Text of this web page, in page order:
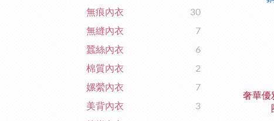
無痕內衣
30
無縫內衣
7
蠶絲內衣
6
棉質內衣
2
嫘縈內衣
7
美背內衣
3
奢華優